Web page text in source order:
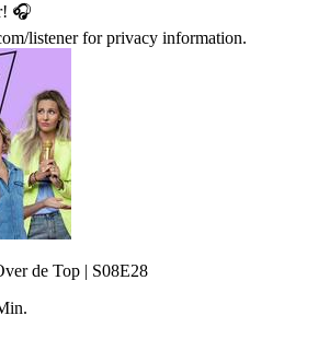
🎧
listener for privacy information.
de Top | S08E28